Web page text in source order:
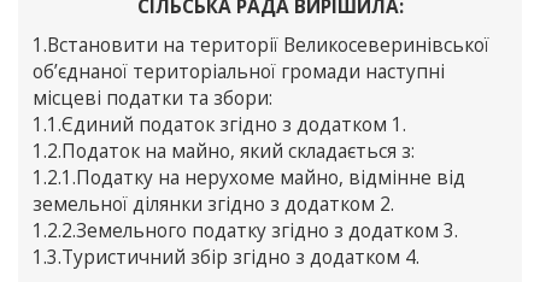
СІЛЬСЬКА РАДА ВИРІШИЛА:
1.Встановити на території Великосеверинівської
об’єднаної територіальної громади наступні
місцеві податки та збори:
1.1.Єдиний податок згідно з додатком 1.
1.2.Податок на майно, який складається з:
1.2.1.Податку на нерухоме майно, відмінне від
земельної ділянки згідно з додатком 2.
1.2.2.Земельного податку згідно з додатком 3.
1.3.Туристичний збір згідно з додатком 4.